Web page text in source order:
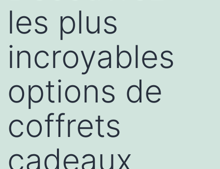
les plus
incroyables
options de
coffrets
cadeaux